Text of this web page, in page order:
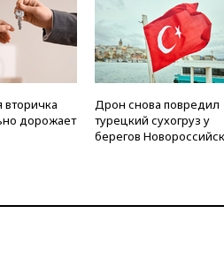
вторичка
дорожает
Дрон снова повредил
турецкий сухогруз у
берегов